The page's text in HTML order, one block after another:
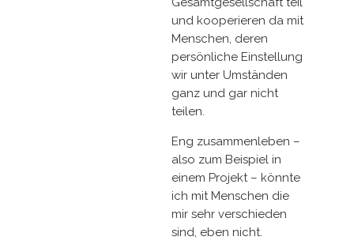
und kooperieren da mit
Menschen, deren
persönliche Einstellung
wir unter Umständen
ganz und gar nicht
teilen.
Eng zusammenleben –
also zum Beispiel in
einem Projekt – könnte
ich mit Menschen die
mir sehr verschieden
sind, eben nicht.